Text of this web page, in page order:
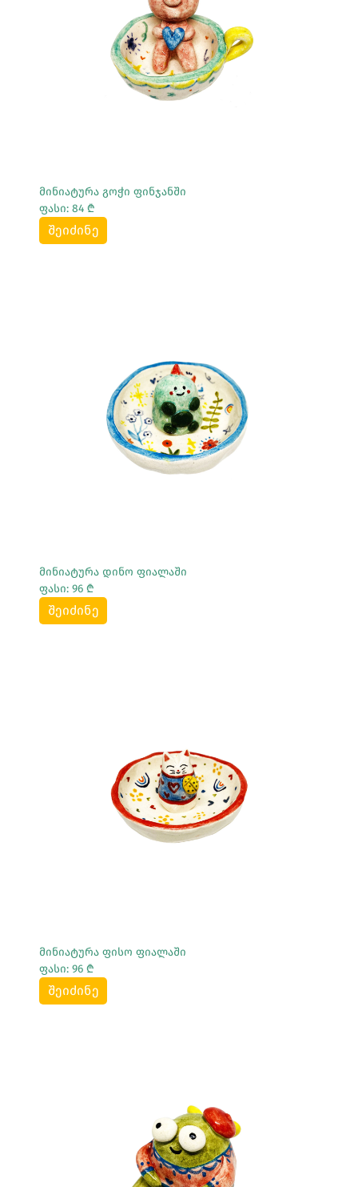
Სრულად Ნახვა
მინიატურა გოჭი ფინჯანში
ფასი: 84 ₾
შეიძინე
Სრულად Ნახვა
მინიატურა დინო ფიალაში
ფასი: 96 ₾
შეიძინე
Სრულად Ნახვა
მინიატურა ფისო ფიალაში
ფასი: 96 ₾
შეიძინე
Სრულად Ნახვა